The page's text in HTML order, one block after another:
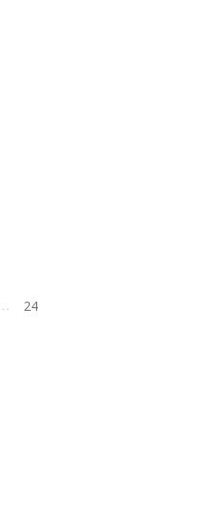
24